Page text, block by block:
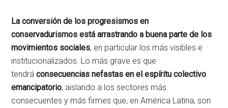
La conversión de los progresismos en
conservadurismos está arrastrando a buena parte de los
movimientos sociales, en particular los más visibles e
institucionalizados. Lo más grave es que
tendráconsecuencias nefastas en el espíritu colectivo
emancipatorio, aislando a los sectores más
consecuentes y más firmes que, en América Latina, son